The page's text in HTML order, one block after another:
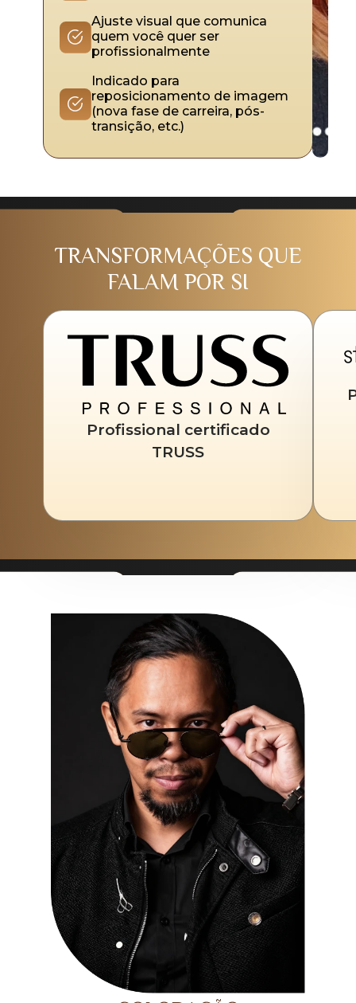
Ajuste visual que comunica
quem você quer ser
profissionalmente
Indicado para
reposicionamento de imagem
(nova fase de carreira, pós-
transição, etc.)
TRANSFORMAÇÕES QUE
FALAM POR SI
Profissional certificado
TRUSS